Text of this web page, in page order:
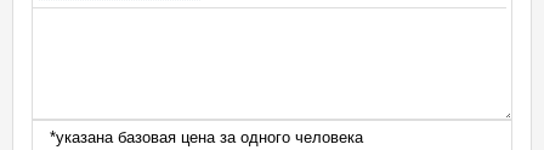
*указана базовая цена за одного человека